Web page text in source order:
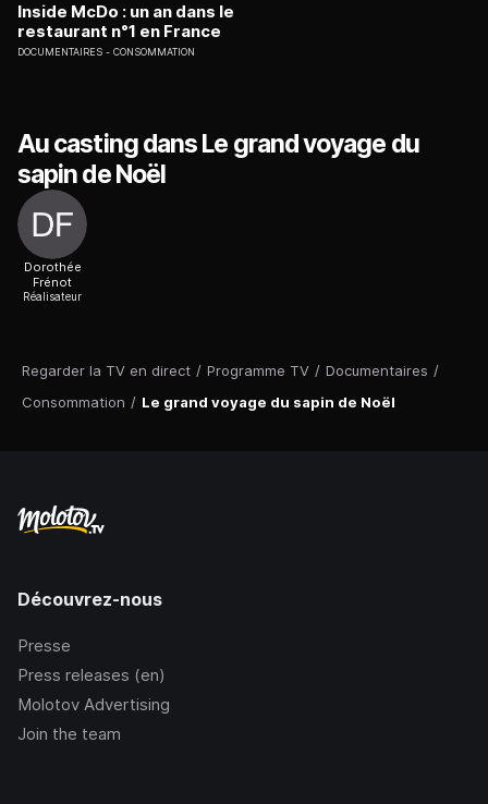
Regarder la TV en direct / Programme TV / Documentaires /
Consommation / Le grand voyage du sapin de Noël
Inside McDo : un an dans le
restaurant n°1 en France
DOCUMENTAIRES CONSOMMATION
Au casting dans Le grand voyage du
sapin de Noël
Dorothée
Frénot
Réalisateur
Découvrez-nous
Presse
Press releases (en)
Molotov Advertising
Join the team